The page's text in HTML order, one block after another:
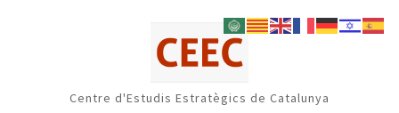
Centre d'Estudis Estratègics de Catalunya